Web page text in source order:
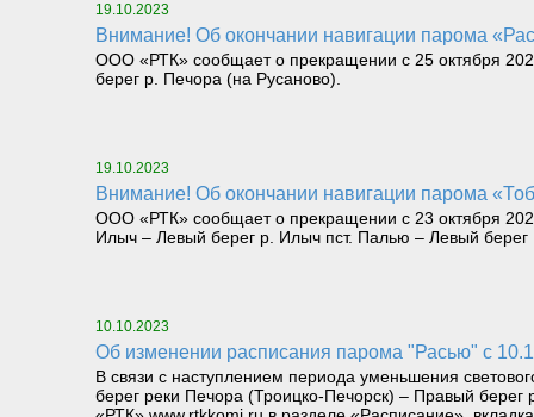
19.10.2023
Внимание! Об окончании навигации парома
ООО «РТК» сообщает о прекращении с 25 октября
берег р. Печора (на Русаново).
19.10.2023
Внимание! Об окончании навигации парома
ООО «РТК» сообщает о прекращении с 23 октября
Илыч – Левый берег р. Илыч пст. Палью – Левый
10.10.2023
Об изменении расписания парома "Расью" с
В связи с наступлением периода уменьшения
берег реки Печора (Троицко-Печорск) – Правый